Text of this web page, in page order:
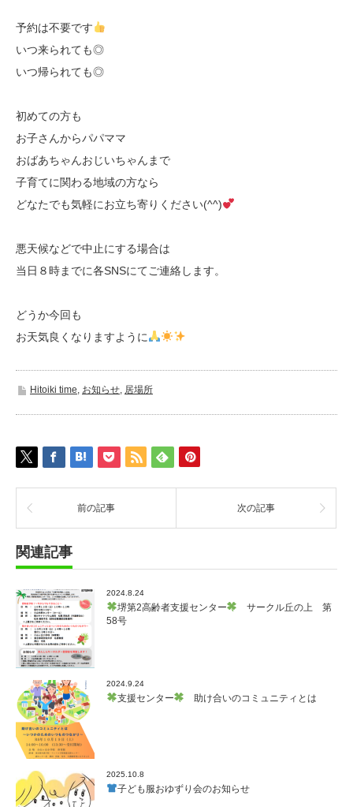
予約は不要です
いつ来られても◎
いつ帰られても◎
初めての方も
お子さんからパパママ
おばあちゃんおじいちゃんまで
子育てに関わる地域の方なら
どなたでも気軽にお立ち寄りください(^^)
悪天候などで中止にする場合は
当日８時までに各SNSにてご連絡します。
どうか今回も
お天気良くなりますように
Hitoiki time, お知らせ, 居場所
前の記事 次の記事
関連記事
2024.8.24
堺第2高齢者支援センター
サークル丘の上 第
58号
2024.9.24
支援センター 助け合いのコミュニティとは
2025.10.8
子ども服おゆずり会のお知らせ